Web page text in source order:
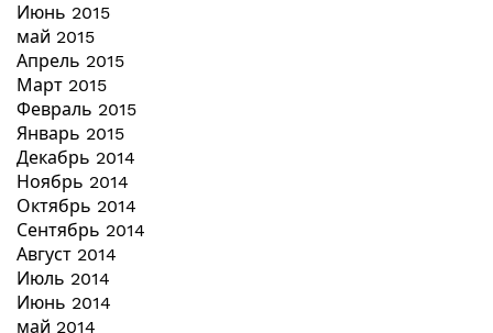
Июнь 2015
май 2015
Апрель 2015
Март 2015
Февраль 2015
Январь 2015
Декабрь 2014
Ноябрь 2014
Октябрь 2014
Сентябрь 2014
Август 2014
Июль 2014
Июнь 2014
май 2014